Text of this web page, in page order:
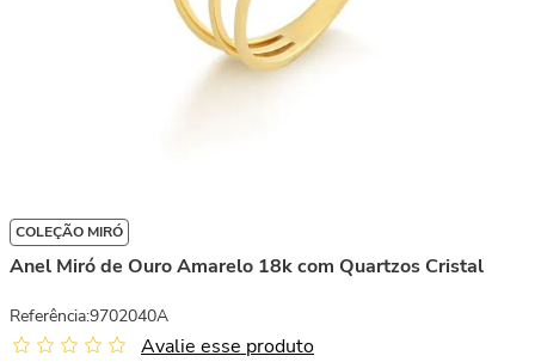
COLEÇÃO MIRÓ
Anel Miró de Ouro Amarelo 18k com Quartzos Cristal
Referência:9702040A
Avalie esse produto